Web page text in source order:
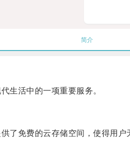
简介
活中的一项重要服务。
免费的云存储空间，使得用户